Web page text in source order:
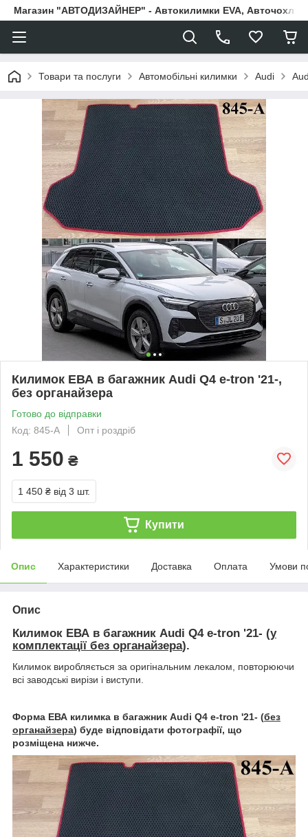
Магазин "АВТОДИЗАЙНЕР" - Автокилимки EVA, Авточохли,
Товари та послуги Автомобільні килимки Audi
Килимок ЕВА в багажник Audi Q4 e-tron '21-,
без органайзера
Готово до відправки
Код: 845-А
Опт і роздріб
1 550 ₴
1 450 ₴ від 3 шт.
Купити
Опис Характеристики Доставка Оплата Умови
Опис
Килимок ЕВА в багажник Audi Q4 e-tron '21- (у
комплектації без органайзера).
Килимок виробляється за оригінальним лекалом, повторюючи
всі заводські вирізи і виступи.
Форма ЕВА килимка в багажник Audi Q4 e-tron '21- (без
органайзера) буде відповідати фотографії, що
розміщена нижче.